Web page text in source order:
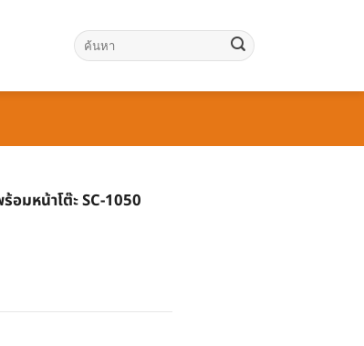
ค้นหา:
อมหน้าโต๊ะ SC-1050